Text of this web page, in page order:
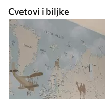
Cvetovi i biljke